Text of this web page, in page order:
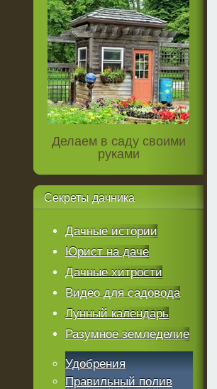
Делаем в саду своими
руками
Секреты дачника
Дачные истории
Юрист на даче
Дачные хитрости
Видео для садовода
Лунный календарь
Разумное земледелие
Удобрения
Правильный полив